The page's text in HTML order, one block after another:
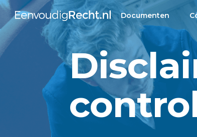
Documenten